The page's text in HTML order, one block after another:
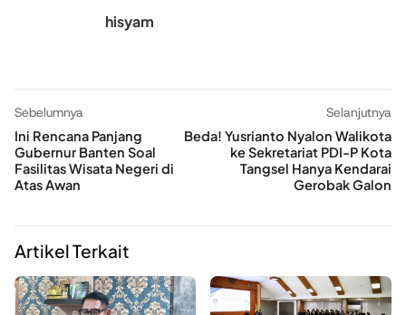
hisyam
Sebelumnya
Ini Rencana Panjang
Gubernur Banten Soal
Fasilitas Wisata Negeri di
Atas Awan
Selanjutnya
Beda! Yusrianto Nyalon Walikota
ke Sekretariat PDI-P Kota
Tangsel Hanya Kendarai
Gerobak Galon
Artikel Terkait